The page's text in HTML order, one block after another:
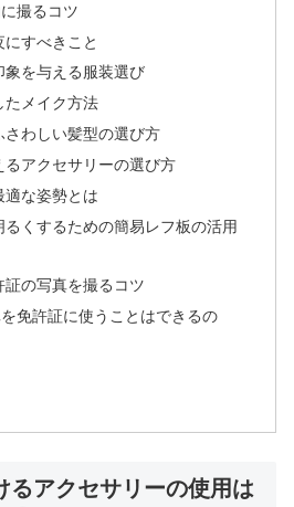
撮るコツ
すべきこと
を与える服装選び
たメイク方法
わしい髪型の選び方
アクセサリーの選び方
適な姿勢とは
くするための簡易レフ板の活用
証の写真を撮るコツ
免許証に使うことはできるの
るアクセサリーの使用は